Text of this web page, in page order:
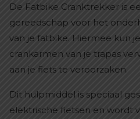
De Fatbike Cranktrekker is
gereedschap voor het
van je fatbike. Hiermee kun
crankarmen van je trapas
aan je fiets te veroorzaken.
Dit hulpmiddel is speciaal
elektrische fietsen en wordt